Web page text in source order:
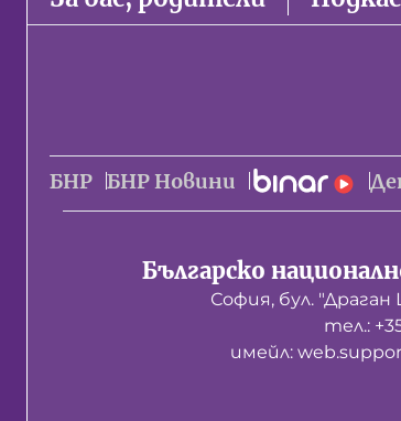
БНР БНР Новини
Българско
София, бул. "Драган
тел.:
имейл: